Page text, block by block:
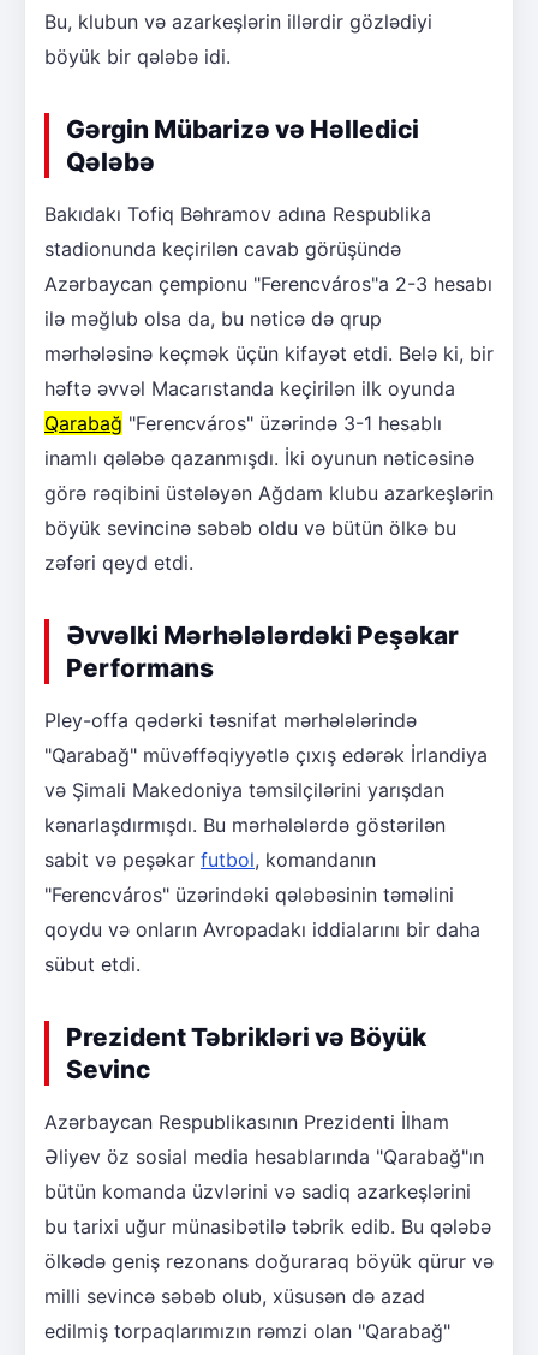
Bu, klubun və azarkeşlərin illərdir gözlədiyi
böyük bir qələbə idi.
Gərgin Mübarizə və Həlledici
Qələbə
Bakıdakı Tofiq Bəhramov adına Respublika
stadionunda keçirilən cavab görüşündə
Azərbaycan çempionu "Ferencváros"a 2-3 hesabı
ilə məğlub olsa da, bu nəticə də qrup
mərhələsinə keçmək üçün kifayət etdi. Belə ki, bir
həftə əvvəl Macarıstanda keçirilən ilk oyunda
Qarabağ "Ferencváros" üzərində 3-1 hesablı
inamlı qələbə qazanmışdı. İki oyunun nəticəsinə
görə rəqibini üstələyən Ağdam klubu azarkeşlərin
böyük sevincinə səbəb oldu və bütün ölkə bu
zəfəri qeyd etdi.
Əvvəlki Mərhələlərdəki Peşəkar
Performans
Pley-offa qədərki təsnifat mərhələlərində
"Qarabağ" müvəffəqiyyətlə çıxış edərək İrlandiya
və Şimali Makedoniya təmsilçilərini yarışdan
kənarlaşdırmışdı. Bu mərhələlərdə göstərilən
sabit və peşəkar futbol, komandanın
"Ferencváros" üzərindəki qələbəsinin təməlini
qoydu və onların Avropadakı iddialarını bir daha
sübut etdi.
Prezident Təbrikləri və Böyük
Sevinc
Azərbaycan Respublikasının Prezidenti İlham
Əliyev öz sosial media hesablarında "Qarabağ"ın
bütün komanda üzvlərini və sadiq azarkeşlərini
bu tarixi uğur münasibətilə təbrik edib. Bu qələbə
ölkədə geniş rezonans doğuraraq böyük qürur və
milli sevincə səbəb olub, xüsusən də azad
edilmiş torpaqlarımızın rəmzi olan "Qarabağ"